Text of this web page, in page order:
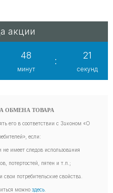
акции
48
минут
:
19
секунд
ОБМЕНА ТОВАРА
его в соответствии с Законом «О
если:
имеет следов использования
потертостей, пятен и т.п.;
потребительские свойства.
можно здесь